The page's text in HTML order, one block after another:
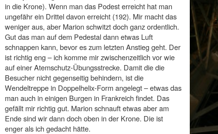
in die Krone). Wenn man das Podest erreicht hat man
ungefähr ein Drittel davon erreicht (192). Mir macht das
weniger aus, aber Marion schwitzt doch ganz ordentlich.
Gut das man auf dem Pedestal dann etwas Luft
schnappen kann, bevor es zum letzten Anstieg geht. Der
ist richtig eng – ich komme mir zwischenzeitlich vor wie
auf einer Atemschutz-Übungsstrecke. Damit die die
Besucher nicht gegenseitig behindern, ist die
Wendeltreppe in Doppelhelix-Form angelegt – etwas das
man auch in einigen Burgen in Frankreich findet. Das
gefällt mir richtig gut. Marion schnauft etwas aber am
Ende sind wir dann doch oben in der Krone. Die ist
enger als ich gedacht hätte.